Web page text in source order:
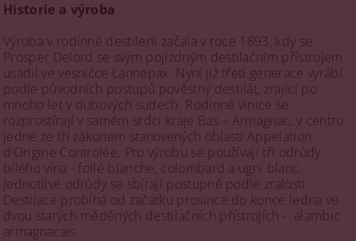
Historie a výroba
Výroba v rodinné destilerii začala v roce 1893, kdy se
Prosper Delord se svým pojízdným destilačním přístrojem
usadil ve vesničce Lannepax. Nyní již třetí generace vyrábí
podle původních postupů pověstný destilát, zrající po
mnoho let v dubových sudech. Rodinné vinice se
rozprostírají v samém srdci kraje Bas – Armagnac, v centru
jedné ze tří zákonem stanovených oblastí Appelation
d‘Origine Controlée. Pro výrobu se používají tři odrůdy
bílého vína - follé blanche, colombard a ugni blanc.
Jednotlivé odrůdy se sbírají postupně podle zralosti.
Destilace probíhá od začátku prosince do konce ledna ve
dvou starých měděných destilačních přístrojích - alambic
armagnacais.